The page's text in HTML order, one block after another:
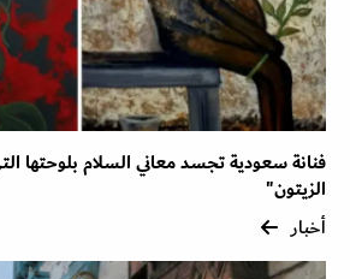
فنانة سعودية تجسد معاني السلام
الزيتون"
أخبار